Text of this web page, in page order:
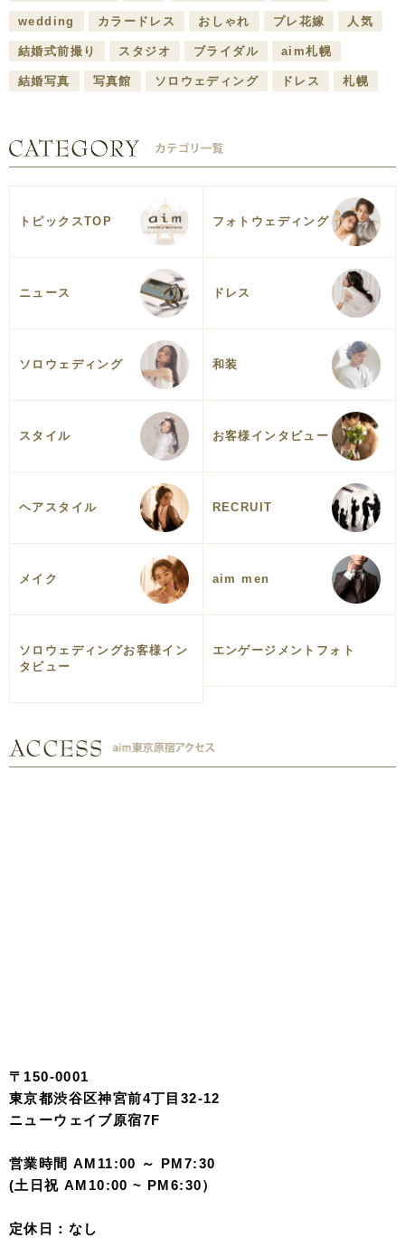
wedding カラードレス おしゃれ プレ花嫁 人気
結婚式前撮り スタジオ ブライダル aim札幌
結婚写真 写真館 ソロウェディング ドレス 札幌
トピックスTOP フォトウェディング
ニュース ドレス
ソロウェディング 和装
スタイル お客様インタビュー
ヘアスタイル RECRUIT
メイク aim men
ソロウェディングお客様イン
タビュー
エンゲージメントフォト
〒150-0001
東京都渋谷区神宮前4丁目32-12
ニューウェイブ原宿7F
営業時間 AM11:00 ～ PM7:30
(土日祝 AM10:00 ~ PM6:30）
定休日：なし